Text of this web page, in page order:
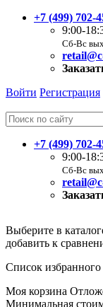
+7 (499) 702-
9:00-
Сб-Вс
Войти Регистрация
+7 (499) 702-
9:00-
Сб-Вс
Выберите в
добавить к
Список избранного
Моя корзина
Минимальная